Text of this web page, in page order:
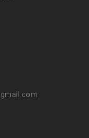
gmail.com